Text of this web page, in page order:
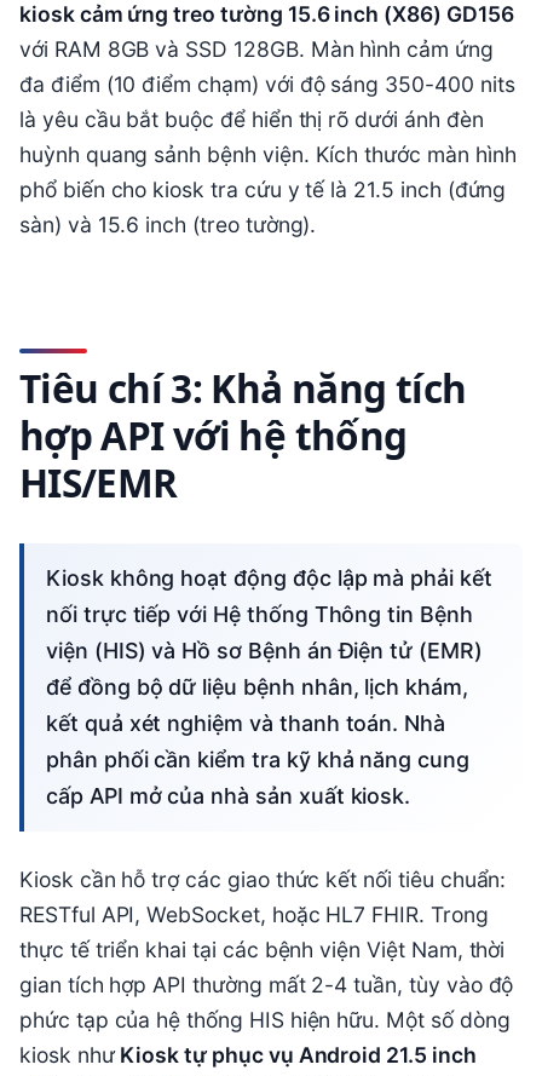
kiosk cảm ứng treo tường 15.6 inch (X86) GD156
với RAM 8GB và SSD 128GB. Màn hình cảm ứng
đa điểm (10 điểm chạm) với độ sáng 350-400 nits
là yêu cầu bắt buộc để hiển thị rõ dưới ánh đèn
huỳnh quang sảnh bệnh viện. Kích thước màn hình
phổ biến cho kiosk tra cứu y tế là 21.5 inch (đứng
sàn) và 15.6 inch (treo tường).
Tiêu chí 3: Khả năng tích
hợp API với hệ thống
HIS/EMR
Kiosk không hoạt động độc lập mà phải kết
nối trực tiếp với Hệ thống Thông tin Bệnh
viện (HIS) và Hồ sơ Bệnh án Điện tử (EMR)
để đồng bộ dữ liệu bệnh nhân, lịch khám,
kết quả xét nghiệm và thanh toán. Nhà
phân phối cần kiểm tra kỹ khả năng cung
cấp API mở của nhà sản xuất kiosk.
Kiosk cần hỗ trợ các giao thức kết nối tiêu chuẩn:
RESTful API, WebSocket, hoặc HL7 FHIR. Trong
thực tế triển khai tại các bệnh viện Việt Nam, thời
gian tích hợp API thường mất 2-4 tuần, tùy vào độ
phức tạp của hệ thống HIS hiện hữu. Một số dòng
kiosk nhưKiosk tự phục vụ Android 21.5 inch